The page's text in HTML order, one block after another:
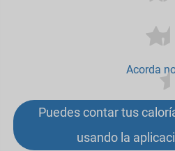
Acorda
Puedes contar tus
usando la